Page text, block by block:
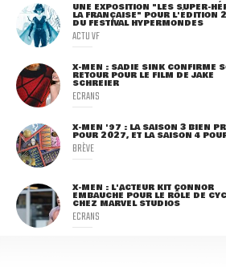
UNE EXPOSITION "LES SUPER-
LA FRANÇAISE" POUR L'ÉDITION
DU FESTIVAL HYPERMONDES
ACTU VF
X-MEN : SADIE SINK CONFIRME
RETOUR POUR LE FILM DE JAKE
SCHREIER
ECRANS
X-MEN '97 : LA SAISON 3 BIEN
POUR 2027, ET LA SAISON 4
BRÈVE
X-MEN : L'ACTEUR KIT CONNOR
EMBAUCHÉ POUR LE RÔLE DE
CHEZ MARVEL STUDIOS
ECRANS